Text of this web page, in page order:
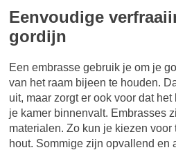
Eenvoudige
gordijn
Een embrasse gebruik je om je
van het raam bijeen te houden.
uit, maar zorgt er ook voor dat
je kamer binnenvalt. Embrasses
materialen. Zo kun je kiezen voor
hout. Sommige zijn opvallend en